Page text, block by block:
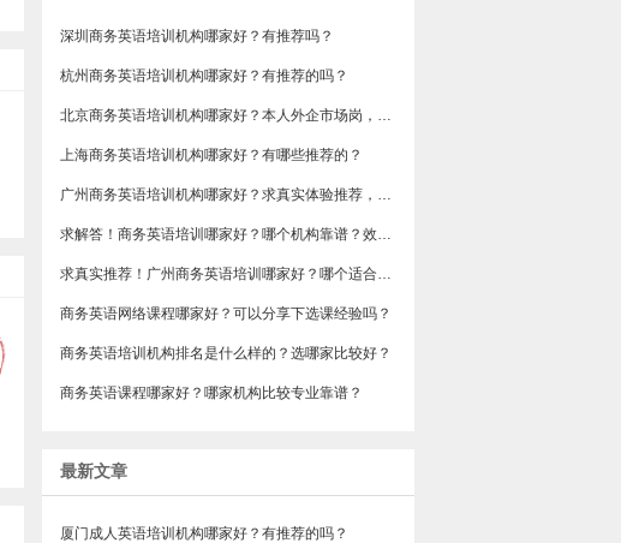
深圳商务英语培训机构哪家好？有推荐吗？
杭州商务英语培训机构哪家好？有推荐的吗？
​北京商务英语培训机构哪家好？本人外企市场岗，急需提升谈判和汇报口语，求真实体验分享，广告勿扰，谢谢
上海商务英语培训机构哪家好？有哪些推荐的？
广州商务英语培训机构哪家好？求真实体验推荐，侧重职场口语和邮件写作。
求解答！商务英语培训哪家好？哪个机构靠谱？效果好不好？
求真实推荐！广州商务英语培训哪家好？哪个适合上班族？
​商务英语网络课程哪家好？可以分享下选课经验吗？
​商务英语培训机构排名是什么样的？选哪家比较好？
​商务英语课程哪家好？哪家机构比较专业靠谱？
最新文章
厦门成人英语培训机构哪家好？有推荐的吗？